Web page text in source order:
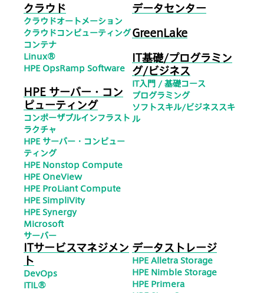
クラウド
クラウドオートメーション
クラウドコンピューティング
コンテナ
Linux®
HPE OpsRamp Software
HPE サーバー・コン
ピューティング
コンポーザブルインフラスト
ラクチャ
HPE サーバー・コンピュー
ティング
HPE Nonstop Compute
HPE OneView
HPE ProLiant Compute
HPE SimpliVity
HPE Synergy
Microsoft
サーバー
データセンター
GreenLake
IT基礎/プログラミン
グ/ビジネス
IT入門 / 基礎コース
プログラミング
ソフトスキル/ビジネススキ
ル
ITサービスマネジメン
ト
DevOps
ITIL®
データストレージ
HPE Alletra Storage
HPE Nimble Storage
HPE Primera